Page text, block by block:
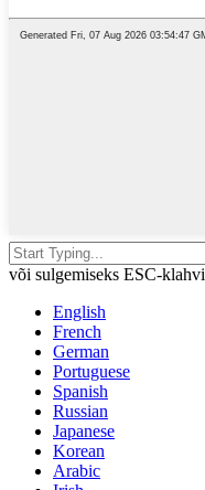
või sulgemiseks ESC-klahvi
English
French
German
Portuguese
Spanish
Russian
Japanese
Korean
Arabic